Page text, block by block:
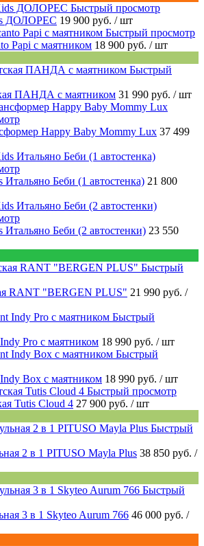
Быстрый просмотр
ДОЛОРЕС 19 900 руб. / шт
Быстрый просмотр
Papi с маятником 18 900 руб. / шт
Быстрый
ПАНДА с маятником 31 990 руб. / шт
Happy Baby Mommy Lux 37 499
Итальяно Беби (1 автостенка) 21 800
Итальяно Беби (2 автостенки) 23 550
Быстрый
RANT "BERGEN PLUS" 21 990 руб. /
Быстрый
Pro с маятником 18 990 руб. / шт
Быстрый
Box с маятником 18 990 руб. / шт
Быстрый просмотр
Tutis Cloud 4 27 900 руб. / шт
Быстрый
2 в 1 PITUSO Mayla Plus 38 850 руб. /
Быстрый
3 в 1 Skyteo Aurum 766 46 000 руб. /